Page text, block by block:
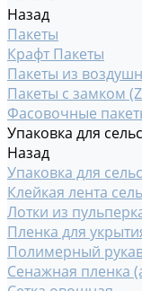
Назад
Пакеты
Крафт Пакеты
Пакеты из
Пакеты с замком
Фасовочные
Упаковка для
Назад
Упаковка для
Клейкая лента
Лотки из
Пленка для
Полимерный
Сенажная пленка